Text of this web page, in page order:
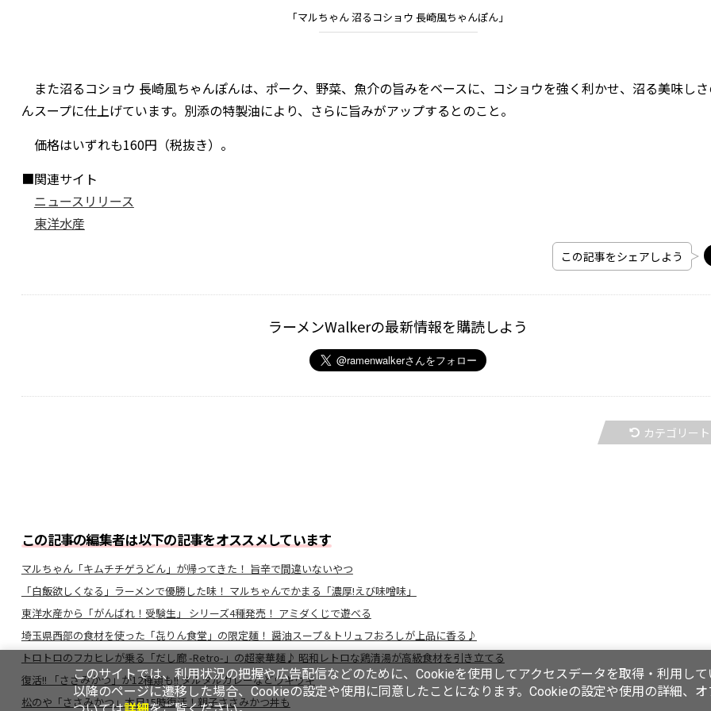
「マルちゃん 沼るコショウ 長崎風ちゃんぽん」
また沼るコショウ 長崎風ちゃんぽんは、ポーク、野菜、魚介の旨みをベースに、コショウを強く利かせ、沼る美味し
んスープに仕上げています。別添の特製油により、さらに旨みがアップするとのこと。
価格はいずれも160円（税抜き）。
■関連サイト
ニュースリリース
東洋水産
この記事をシェアしよう
ラーメンWalkerの最新情報を購読しよう
カテゴリー
この記事の編集者は以下の記事をオススメしています
マルちゃん「キムチチゲうどん」が帰ってきた！ 旨辛で間違いないやつ
「白飯欲しくなる」ラーメンで優勝した味！ マルちゃんでかまる「濃厚!えび味噌味」
東洋水産から「がんばれ！受験生」 シリーズ4種発売！ アミダくじで遊べる
埼玉県西部の食材を使った「㐂りん食堂」の限定麺！ 醤油スープ＆トリュフおろしが上品に香る♪
トロトロのフカヒレが乗る「だし廊 -Retro-」の超豪華麺♪ 昭和レトロな鶏清湯が高級食材を引き立てる
復活!! 「ささみかつ」が12種類も!! タルタルカレーなどウキウキ
松のや「ささみかつ」本日15時復活！親子ささみかつ丼も
このサイトでは、利用状況の把握や広告配信などのために、Cookieを使用してアクセスデータを取得・利用して
以降のページに遷移した場合、Cookieの設定や使用に同意したことになります。Cookieの設定や使用の詳細、